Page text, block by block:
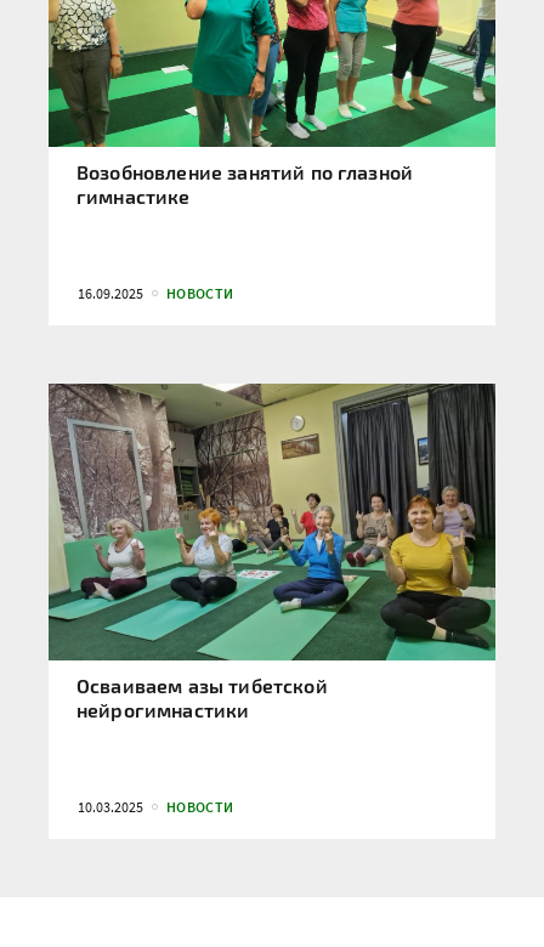
Возобновление занятий по глазной
гимнастике
16.09.2025 НОВОСТИ
Осваиваем азы тибетской
нейрогимнастики
10.03.2025 НОВОСТИ